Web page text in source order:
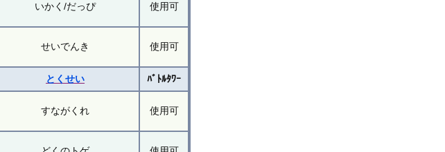
いかく/だっぴ 使用可
せいでんき 使用可
とくせい ﾊﾞﾄﾙﾀﾜｰ
すながくれ 使用可